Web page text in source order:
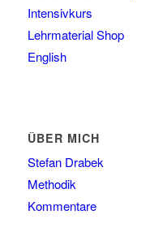
Intensivkurs
Lehrmaterial Shop
English
ÜBER MICH
Stefan Drabek
Methodik
Kommentare